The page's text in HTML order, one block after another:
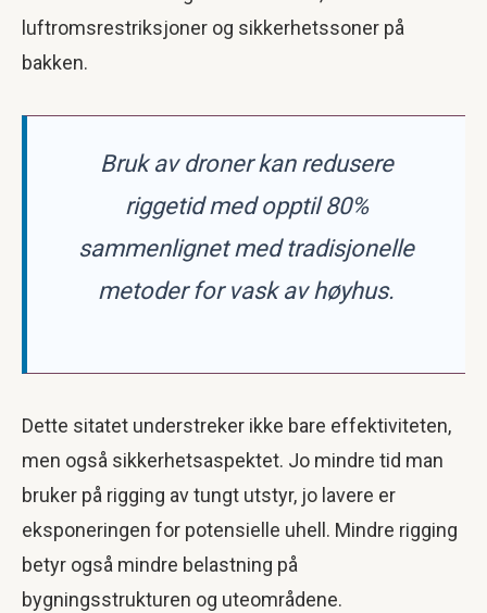
luftromsrestriksjoner og sikkerhetssoner på
bakken.
Bruk av droner kan redusere
riggetid med opptil 80%
sammenlignet med tradisjonelle
metoder for vask av høyhus.
Dette sitatet understreker ikke bare effektiviteten,
men også sikkerhetsaspektet. Jo mindre tid man
bruker på rigging av tungt utstyr, jo lavere er
eksponeringen for potensielle uhell. Mindre rigging
betyr også mindre belastning på
bygningsstrukturen og uteområdene.